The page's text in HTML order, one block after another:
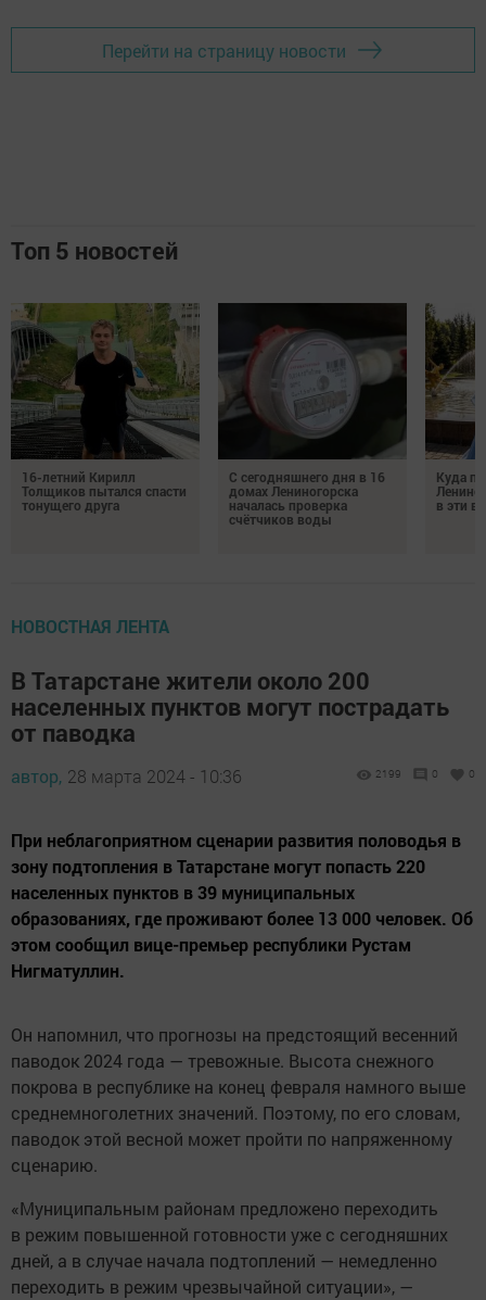
Перейти на страницу новости
Топ 5 новостей
16-летний Кирилл
Толщиков пытался спасти
тонущего друга
С сегодняшнего дня в 16
домах Лениногорска
началась проверка
счётчиков воды
Куда
в эти
НОВОСТНАЯ ЛЕНТА
В Татарстане жители около 200
населенных пунктов могут пострадать
от паводка
автор, 28 марта 2024 - 10:36 2199 0 0
При неблагоприятном сценарии развития половодья в
зону подтопления в Татарстане могут попасть 220
населенных пунктов в 39 муниципальных
образованиях, где проживают более 13 000 человек. Об
этом сообщил вице-премьер республики Рустам
Нигматуллин.
Он напомнил, что прогнозы на предстоящий весенний
паводок 2024 года — тревожные. Высота снежного
покрова в республике на конец февраля намного выше
среднемноголетних значений. Поэтому, по его словам,
паводок этой весной может пройти по напряженному
сценарию.
«Муниципальным районам предложено переходить
в режим повышенной готовности уже с сегодняшних
дней, а в случае начала подтоплений — немедленно
переходить в режим чрезвычайной ситуации», —